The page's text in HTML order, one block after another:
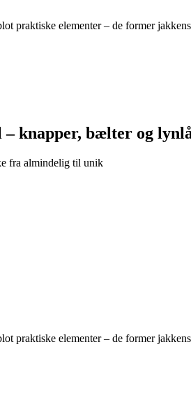
praktiske elementer – de former
– knapper, bælter og
fra almindelig til unik
praktiske elementer – de former